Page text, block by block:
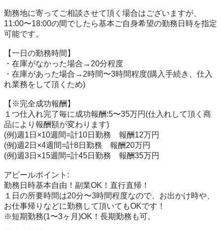
勤務地に寄ってご相談させて頂く場合はございますが、
11:00〜18:00の間でしたら基本ご自身希望の勤務日時を指定
可能です。
【一日の勤務時間】
・在庫がなかった場合→20分程度
・在庫があった場合→2時間〜3時間程度(購入手続き、仕入
れ業務をして頂くため)
【※完全成功報酬】
１つ仕入れ完了毎に成功報酬:5〜35万円(仕入れして頂く商
品により報酬額が変わります)
(例)週1日×10週間=計10日勤務　報酬12万円
(例)週2日×4週間=計8日勤務　報酬20万円
(例)週3日×15週間=計45日勤務　報酬35万円
アピールポイント:
勤務日時基本自由！副業OK！直行直帰！
１日の所要時間は20分〜3時間程度なので、お出かけ時や、
お仕事帰りなどに勤務して頂いてもOKです！
※短期勤務(1〜3ヶ月)OK！長期勤務も可。